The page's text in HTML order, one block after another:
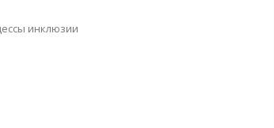
инклюзии